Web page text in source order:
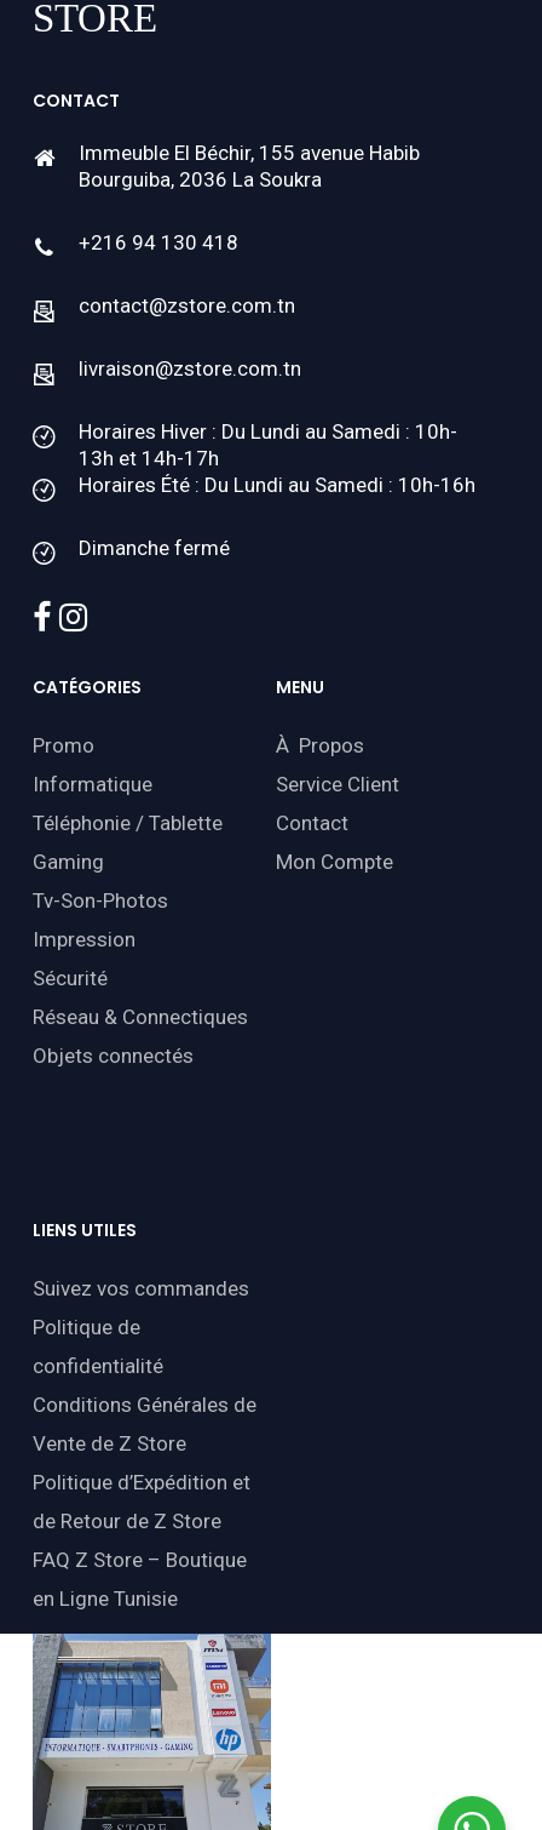
CONTACT
Immeuble El Béchir, 155 avenue Habib
Bourguiba, 2036 La Soukra
+216 94 130 418
contact@zstore.com.tn
livraison@zstore.com.tn
Horaires Hiver : Du Lundi au Samedi : 10h-
13h et 14h-17h
Horaires Été : Du Lundi au Samedi : 10h-16h
Dimanche fermé
facebook
instagram
CATÉGORIES
Promo
Informatique
Téléphonie / Tablette
Gaming
Tv-Son-Photos
Impression
Sécurité
Réseau & Connectiques
Objets connectés
MENU
À Propos
Service Client
Contact
Mon Compte
LIENS UTILES
Suivez vos commandes
Politique de
confidentialité
Conditions Générales de
Vente de Z Store
Politique d’Expédition et
de Retour de Z Store
FAQ Z Store – Boutique
en Ligne Tunisie